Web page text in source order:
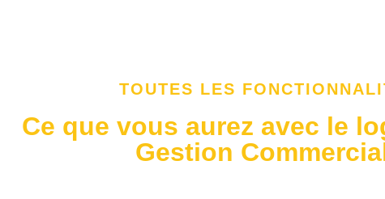
TOUTES LES
Ce que vous aurez avec le
Gestion